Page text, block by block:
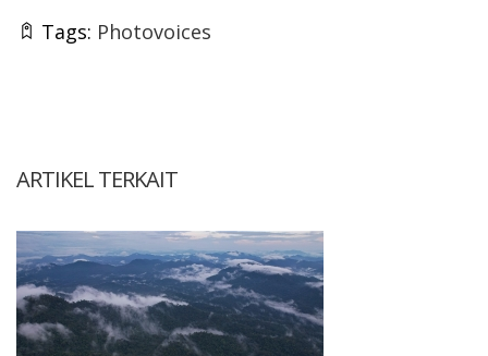
Tags: Photovoices
ARTIKEL TERKAIT